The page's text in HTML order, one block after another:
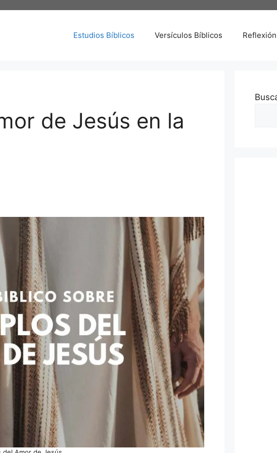
Estudios Bíblicos Versículos Bíblicos
de Jesús en la